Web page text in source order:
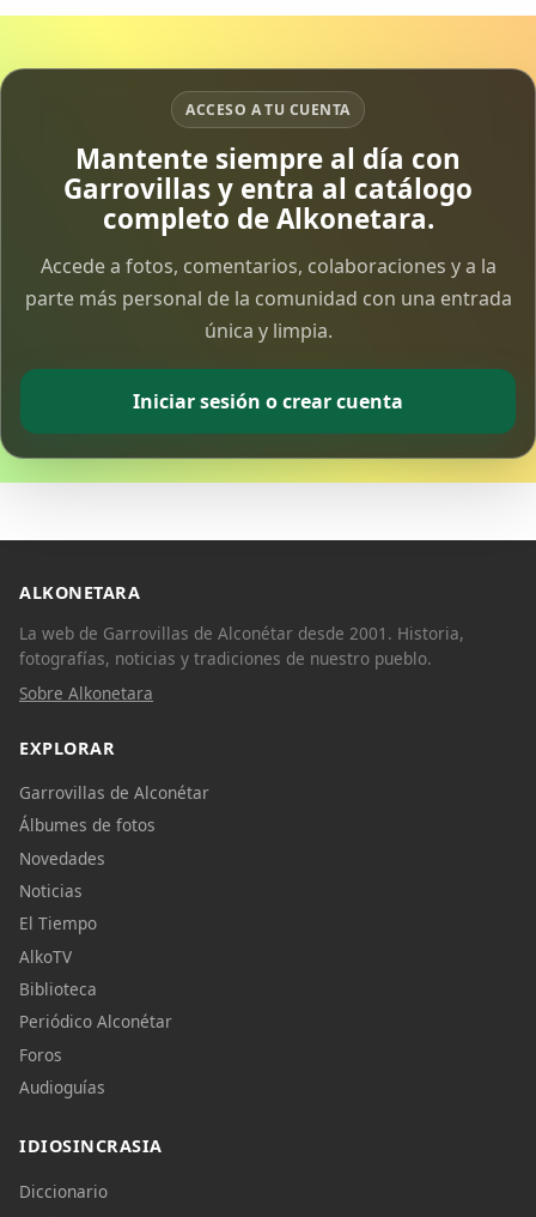
ACCESO A TU CUENTA
Mantente siempre al día con
Garrovillas y entra al catálogo
completo de Alkonetara.
Accede a fotos, comentarios, colaboraciones y a la
parte más personal de la comunidad con una entrada
única y limpia.
Iniciar sesión o crear cuenta
ALKONETARA
La web de Garrovillas de Alconétar desde 2001. Historia,
fotografías, noticias y tradiciones de nuestro pueblo.
Sobre Alkonetara
EXPLORAR
Garrovillas de Alconétar
Álbumes de fotos
Novedades
Noticias
El Tiempo
AlkoTV
Biblioteca
Periódico Alconétar
Foros
Audioguías
IDIOSINCRASIA
Diccionario